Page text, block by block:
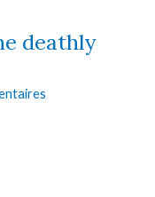
deathly